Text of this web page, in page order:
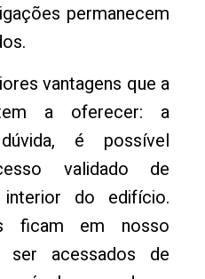
permanecem
vantagens que a
a oferecer: a
é possível
validado de
do edifício.
ficam em nosso
acessados de